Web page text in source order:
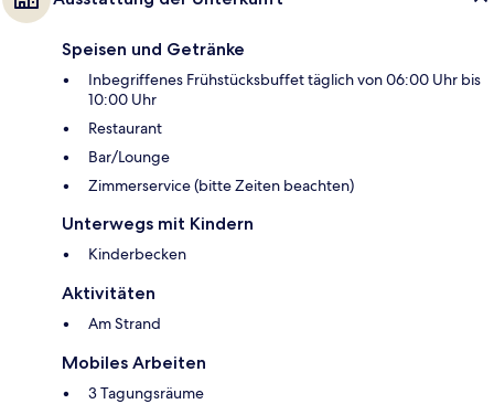
Speisen und Getränke
Inbegriffenes Frühstücksbuffet täglich von 06:00 Uhr bis
10:00 Uhr
Restaurant
Bar/Lounge
Zimmerservice (bitte Zeiten beachten)
Unterwegs mit Kindern
Kinderbecken
Aktivitäten
Am Strand
Mobiles Arbeiten
3 Tagungsräume